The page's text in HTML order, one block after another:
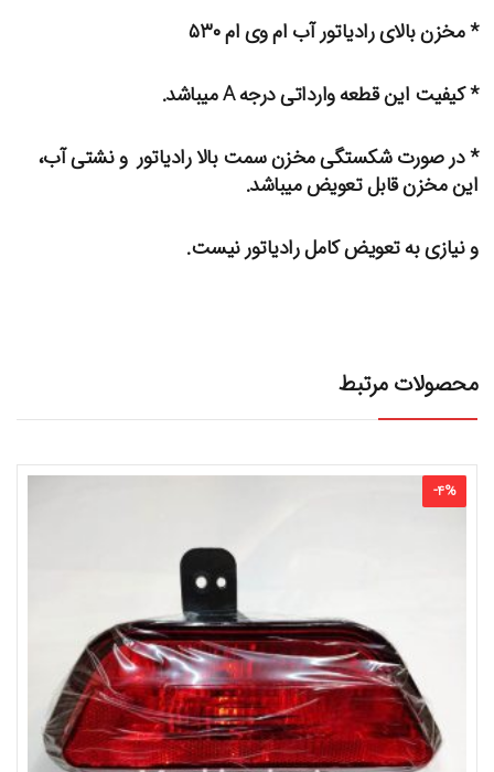
* مخزن بالای رادیاتور آب ام وی ام ۵۳۰
* کیفیت این قطعه وارداتی درجه A میباشد.
* در صورت شکستگی مخزن سمت بالا رادیاتور و نشتی آب،
این مخزن قابل تعویض میباشد.
و نیازی به تعویض کامل رادیاتور نیست.
محصولات مرتبط
-4%